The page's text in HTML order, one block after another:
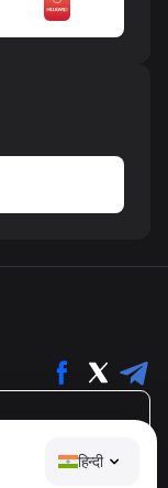
हिन्दी
और अवांछित संदेशों